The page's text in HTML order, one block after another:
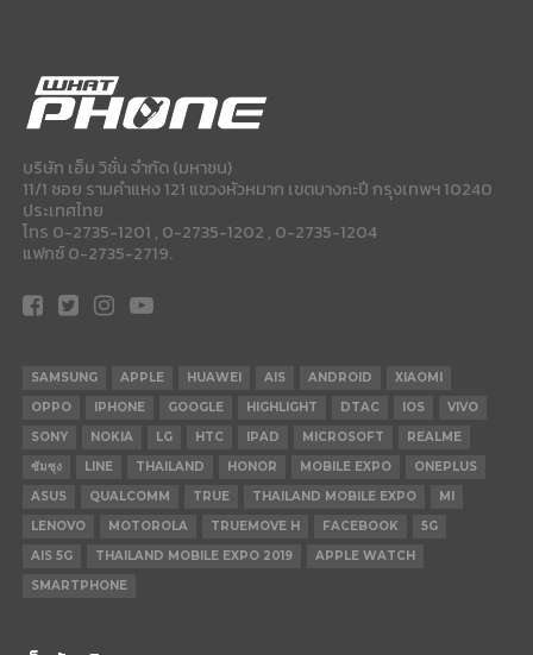
บริษัท เอ็ม วิชั่น จำกัด (มหาชน)
11/1 ซอย รามคำแหง 121 แขวงหัวหมาก เขตบางกะปี กรุงเทพฯ 10240
ประเทศไทย
โทร 0-2735-1201 , 0-2735-1202 , 0-2735-1204
แฟกซ์ 0-2735-2719.
SAMSUNG APPLE HUAWEI AIS ANDROID
XIAOMI
OPPO
IPHONE GOOGLE HIGHLIGHT DTAC IOS
VIVO
SONY
NOKIA LG HTC IPAD MICROSOFT
REALME
ซัมซุง
LINE THAILAND HONOR MOBILE EXPO
ONEPLUS
ASUS
QUALCOMM TRUE THAILAND MOBILE EXPO
MI
LENOVO
MOTOROLA TRUEMOVE H FACEBOOK
5G
AIS 5G
THAILAND MOBILE EXPO 2019
APPLE WATCH
SMARTPHONE